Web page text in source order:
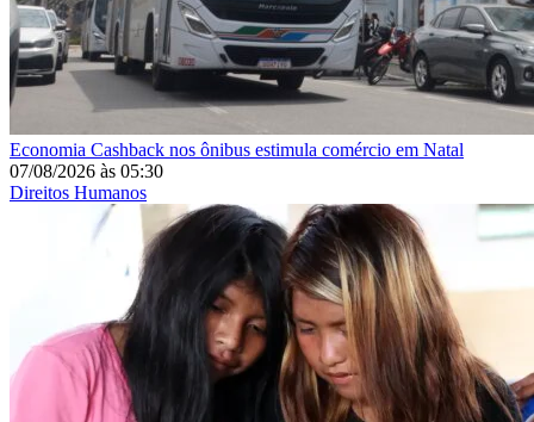
Economia Cashback nos ônibus estimula comércio em Natal
07/08/2026 às 05:30
Direitos Humanos